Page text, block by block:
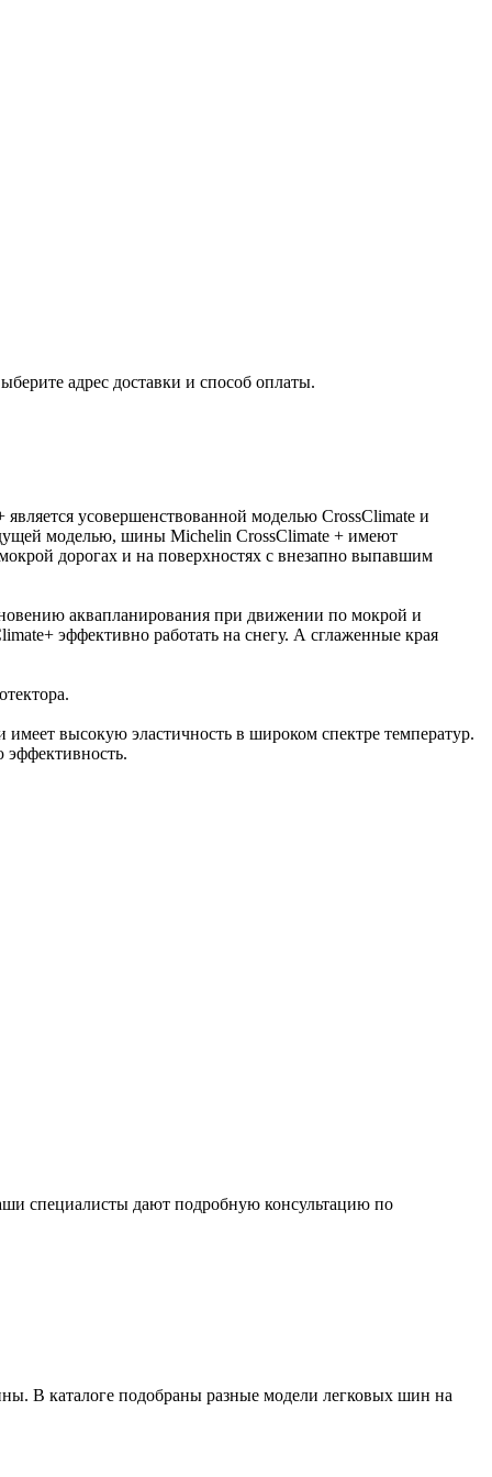
адрес доставки и способ оплаты.
усовершенствованной моделью CrossClimate и
моделью, шины Michelin CrossClimate + имеют
дорогах и на поверхностях с внезапно выпавшим
аквапланирования при движении по мокрой и
эффективно работать на снегу. А сглаженные края
высокую эластичность в широком спектре температур.
эффективность.
специалисты дают подробную консультацию по
В каталоге подобраны разные модели легковых шин на